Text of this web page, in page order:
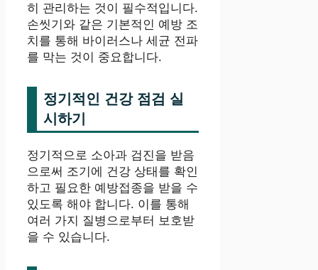
히 관리하는 것이 필수적입니다.
손씻기와 같은 기본적인 예방 조
치를 통해 바이러스나 세균 전파
를 막는 것이 중요합니다.
정기적인 건강 점검 실
시하기
정기적으로 소아과 검진을 받음
으로써 조기에 건강 상태를 확인
하고 필요한 예방접종을 받을 수
있도록 해야 합니다. 이를 통해
여러 가지 질병으로부터 보호받
을 수 있습니다.